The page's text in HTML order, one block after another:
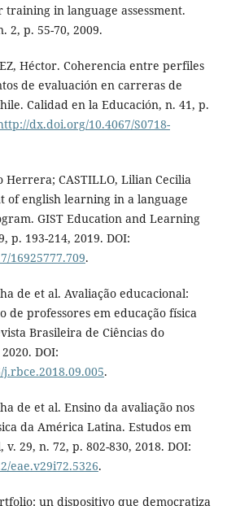
in language assessment.
2, p. 55-70, 2009.
Héctor. Coherencia entre perfiles
de evaluación en carreras de
Calidad en la Educación, n. 41, p.
dx.doi.org/10.4067/S0718-
Herrera; CASTILLO, Lilian Cecilia
of english learning in a language
GIST Education and Learning
p. 193-214, 2019. DOI:
16925777.709.
de et al. Avaliação educacional:
de professores em educação física
Brasileira de Ciências do
DOI:
.
de et al. Ensino da avaliação nos
da América Latina. Estudos em
29, n. 72, p. 802-830, 2018. DOI:
eae.v29i72.5326.
un dispositivo que democratiza